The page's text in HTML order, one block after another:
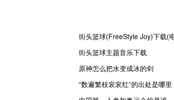
街头篮球(FreeStyle Joy)下载(
街头篮球主题音乐下载
原神怎么把水变成冰的剑
“数遍繁枝衮衮红”的出处是哪里